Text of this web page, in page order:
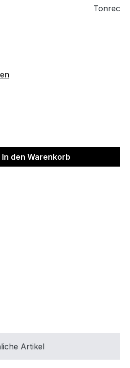
Tonrec
gewünschten Wert
In den Warenkorb
Artikel